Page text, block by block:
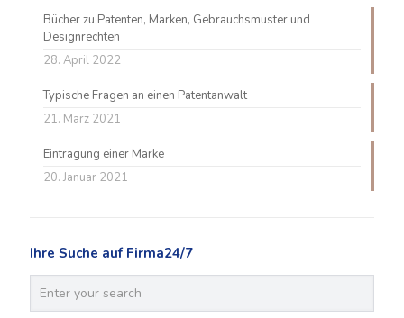
Bücher zu Patenten, Marken, Gebrauchsmuster und
Designrechten
28. April 2022
Typische Fragen an einen Patentanwalt
21. März 2021
Eintragung einer Marke
20. Januar 2021
Ihre Suche auf Firma24/7